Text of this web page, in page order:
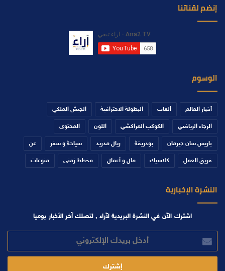
إنضم لقناتنا
الوسوم
أخبار العالم ألعاب البطولة الاحترافية الجيش الملكي
الرجاء الرياضي الكوكب المراكشي اللون المحتوى
باريس سان جيرمان بودريقة ريال مدريد سياحة و سفر عن
فريق العمل كلاسيك مال و أعمال مخطط زمني منوعات
النشرة الإخبارية
اشترك الآن في النشرة البريدية لآراء , لتصلك آخر الأخبار يوميا
بريدك
الإلكتروني